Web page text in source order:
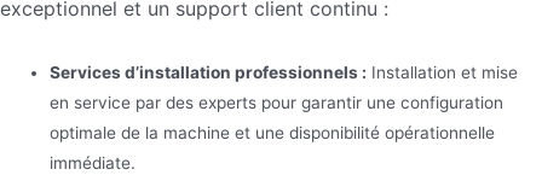
exceptionnel et un support client continu :
Services d’installation professionnels : Installation et mise
en service par des experts pour garantir une configuration
optimale de la machine et une disponibilité opérationnelle
immédiate.